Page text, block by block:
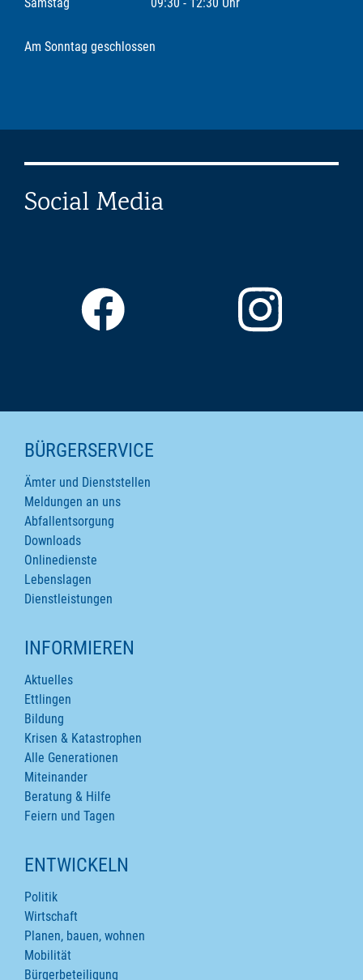
Am Sonntag geschlossen
Social Media
SEITENINHALTE
BÜRGERSERVICE
Ämter und Dienststellen
Meldungen an uns
Abfallentsorgung
Downloads
Onlinedienste
Lebenslagen
Dienstleistungen
INFORMIEREN
Aktuelles
Ettlingen
Bildung
Krisen & Katastrophen
Alle Generationen
Miteinander
Beratung & Hilfe
Feiern und Tagen
ENTWICKELN
Politik
Wirtschaft
Planen, bauen, wohnen
Mobilität
Bürgerbeteiligung